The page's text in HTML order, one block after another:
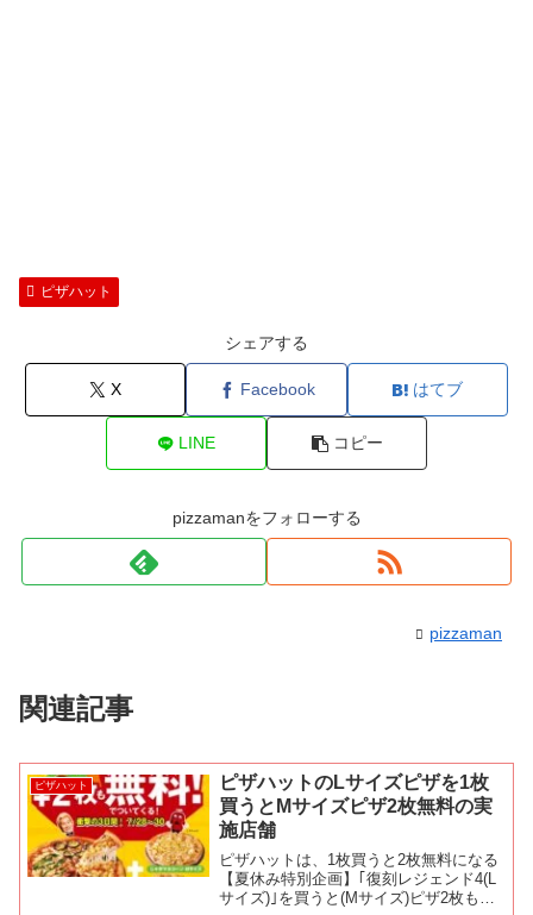
ピザハット
シェアする
X Facebook はてブ
LINE コピー
pizzamanをフォローする
pizzaman
関連記事
ピザハット
ピザハットのLサイズピザを1枚
買うとMサイズピザ2枚無料の実
施店舗
ピザハットは、1枚買うと2枚無料になる
【夏休み特別企画】｢復刻レジェンド4(L
サイズ)｣を買うと(Mサイズ)ピザ2枚も無